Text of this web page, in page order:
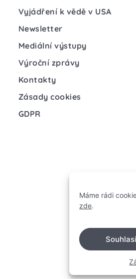
Máme rádi
zde.
Vyjádření k vědě v USA
Newsletter
Mediální výstupy
Výroční zprávy
Kontakty
Zásady cookies
GDPR